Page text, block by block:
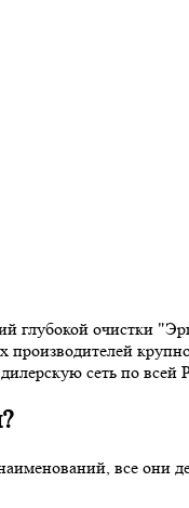
глубокой очистки
сеть по всей
все они